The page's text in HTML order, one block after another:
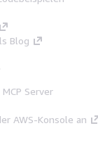
Blog
Server
AWS-Konsole an